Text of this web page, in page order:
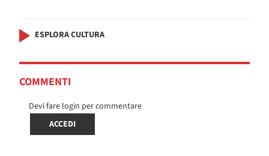
ESPLORA CULTURA
COMMENTI
Devi fare login per commentare
ACCEDI